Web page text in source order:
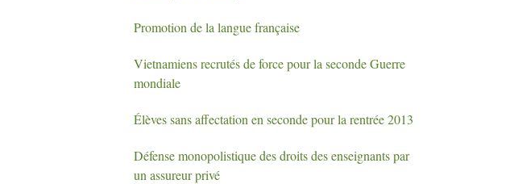
Promotion de la langue française
Vietnamiens recrutés de force pour la seconde Guerre
mondiale
Élèves sans affectation en seconde pour la rentrée 2013
Défense monopolistique des droits des enseignants par
un assureur privé